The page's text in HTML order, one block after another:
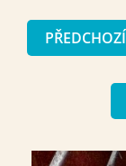
PŘEDCHOZÍ